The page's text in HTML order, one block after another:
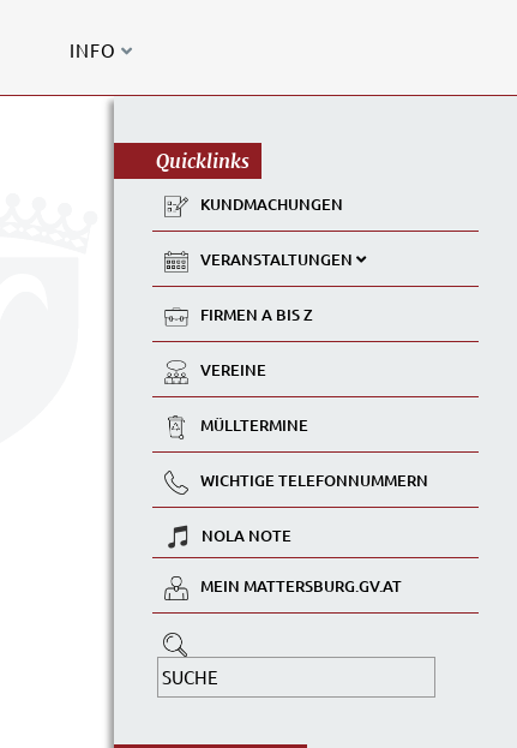
INFO
Quicklinks
KUNDMACHUNGEN
VERANSTALTUNGEN
FIRMEN A BIS Z
VEREINE
MÜLLTERMINE
WICHTIGE TELEFONNUMMERN
NOLA NOTE
MEIN MATTERSBURG.GV.AT